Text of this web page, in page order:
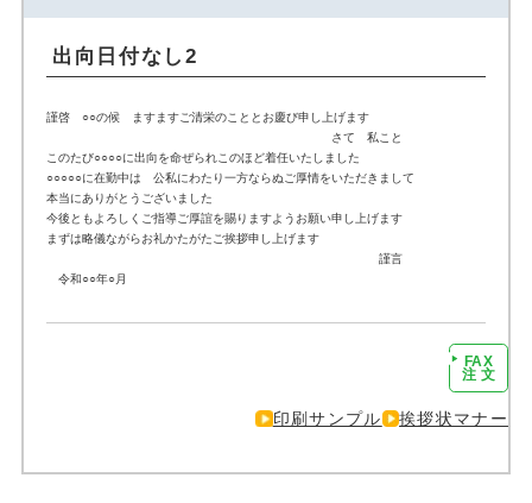
出向日付なし2
謹啓 ○○の候 ますますご清栄のこととお慶び申し上げます
さて 私こと
このたび○○○○に出向を命ぜられこのほど着任いたしました
○○○○○に在勤中は 公私にわたり一方ならぬご厚情をいただきまして
本当にありがとうございました
今後ともよろしくご指導ご厚誼を賜りますようお願い申し上げます
まずは略儀ながらお礼かたがたご挨拶申し上げます
謹言
令和○○年○月
FAX
注 文
印刷サンプル 挨拶状マナー